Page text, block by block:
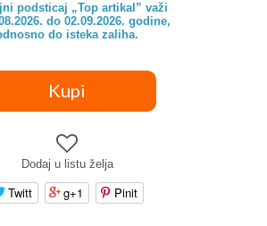
podsticaj „Top artikal” važi
do 02.09.2026. godine,
do isteka zaliha.
Dodaj u listu želja
Twitt g+1 Pinit